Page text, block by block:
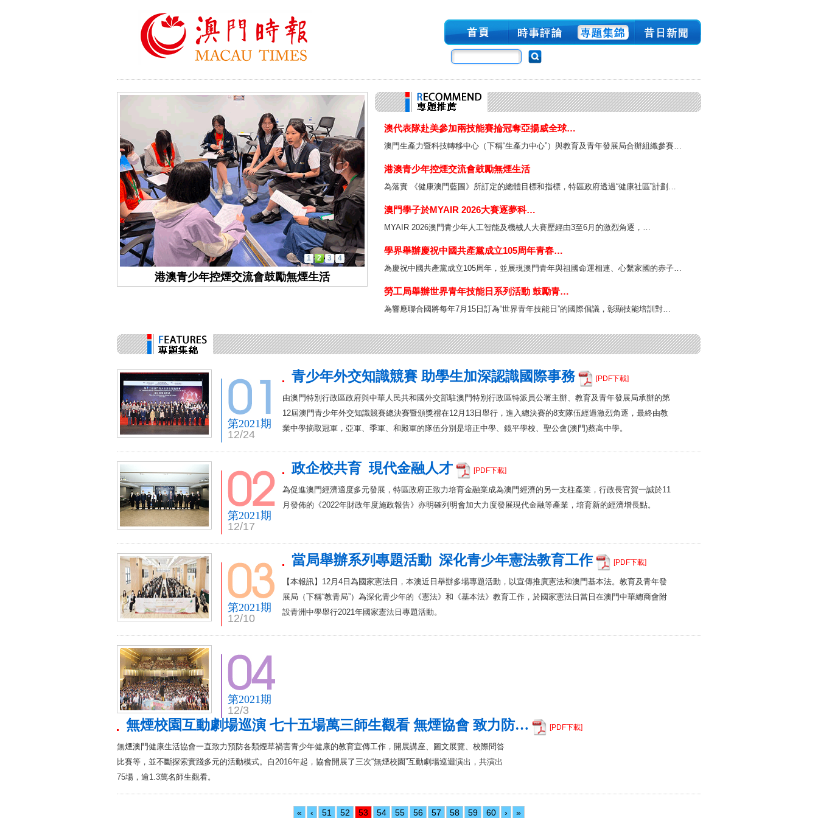
澳門學子於MYAIR 2026大賽逐夢科技
聚青春力量 以藝傳承愛國情
1 2 3 4
澳代表隊赴美參加兩技能賽掄冠奪亞揚威全球…
澳門生產力暨科技轉移中心（下稱“生產力中心”）與教育及青年發展局合辦組織參賽…
港澳青少年控煙交流會鼓勵無煙生活
為落實 《健康澳門藍圖》所訂定的總體目標和指標，特區政府透過“健康社區”計劃…
澳門學子於MYAIR 2026大賽逐夢科…
MYAIR 2026澳門青少年人工智能及機械人大賽歷經由3至6月的激烈角逐，…
學界舉辦慶祝中國共產黨成立105周年青春…
為慶祝中國共產黨成立105周年，並展現澳門青年與祖國命運相連、心繫家國的赤子…
勞工局舉辦世界青年技能日系列活動 鼓勵青…
為響應聯合國將每年7月15日訂為“世界青年技能日”的國際倡議，彰顯技能培訓對…
第2021期
12/24
青少年外交知識競賽 助學生加深認識國際事務 [PDF下載]
由澳門特別行政區政府與中華人民共和國外交部駐澳門特別行政區特派員公署主辦、教育及青年發展局承辦的第
12屆澳門青少年外交知識競賽總決賽暨頒獎禮在12月13日舉行，進入總決賽的8支隊伍經過激烈角逐，最終由教
業中學摘取冠軍，亞軍、季軍、和殿軍的隊伍分別是培正中學、鏡平學校、聖公會(澳門)蔡高中學。
第2021期
12/17
政企校共育 現代金融人才 [PDF下載]
為促進澳門經濟適度多元發展，特區政府正致力培育金融業成為澳門經濟的另一支柱產業，行政長官賀一誠於11
月發佈的《2022年財政年度施政報告》亦明確列明會加大力度發展現代金融等產業，培育新的經濟增長點。
第2021期
12/10
當局舉辦系列專題活動 深化青少年憲法教育工作 [PDF下載]
【本報訊】12月4日為國家憲法日，本澳近日舉辦多場專題活動，以宣傳推廣憲法和澳門基本法。教育及青年發
展局（下稱“教青局”）為深化青少年的《憲法》和《基本法》教育工作，於國家憲法日當日在澳門中華總商會附
設青洲中學舉行2021年國家憲法日專題活動。
第2021期
12/3
無煙校園互動劇場巡演 七十五場萬三師生觀看 無煙協會 致力防… [PDF下載]
無煙澳門健康生活協會一直致力預防各類煙草禍害青少年健康的教育宣傳工作，開展講座、圖文展覽、校際問答
比賽等，並不斷探索實踐多元的活動模式。自2016年起，協會開展了三次“無煙校園”互動劇場巡迴演出，共演出
75場，逾1.3萬名師生觀看。
« ‹ 51 52 53 54 55 56 57 58 59 60 › »